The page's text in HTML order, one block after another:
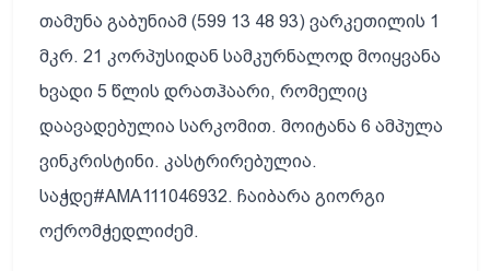
თამუნა გაბუნიამ (599 13 48 93) ვარკეთილის 1
მკრ. 21 კორპუსიდან სამკურნალოდ მოიყვანა
ხვადი 5 წლის დრათჰაარი, რომელიც
დაავადებულია სარკომით. მოიტანა 6 ამპულა
ვინკრისტინი. კასტრირებულია.
საჭდე#AMA111046932. ჩაიბარა გიორგი
ოქრომჭედლიძემ.